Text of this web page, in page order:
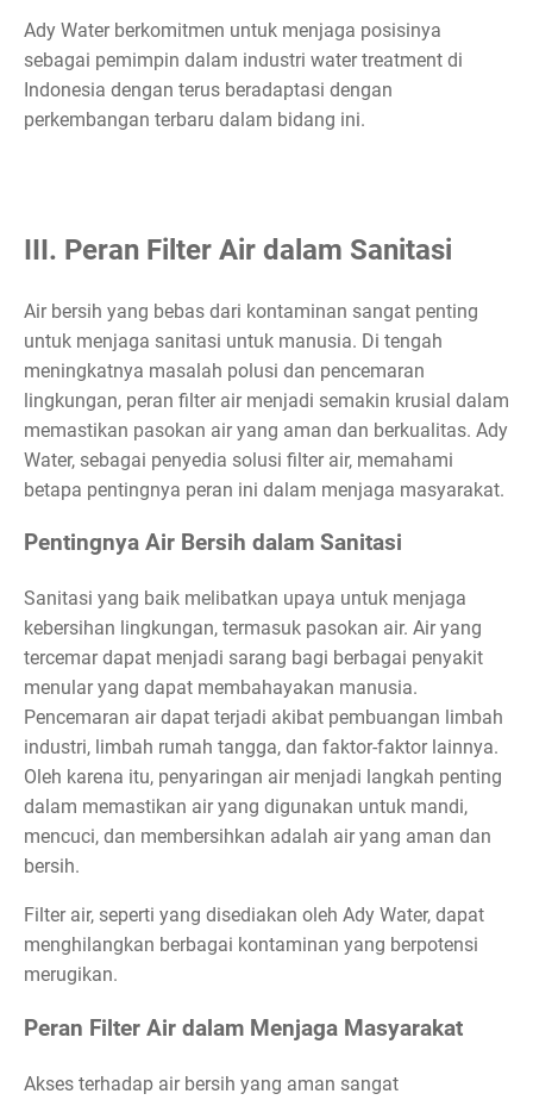
Ady Water berkomitmen untuk menjaga posisinya
sebagai pemimpin dalam industri water treatment di
Indonesia dengan terus beradaptasi dengan
perkembangan terbaru dalam bidang ini.
III. Peran Filter Air dalam Sanitasi
Air bersih yang bebas dari kontaminan sangat penting
untuk menjaga sanitasi untuk manusia. Di tengah
meningkatnya masalah polusi dan pencemaran
lingkungan, peran filter air menjadi semakin krusial dalam
memastikan pasokan air yang aman dan berkualitas. Ady
Water, sebagai penyedia solusi filter air, memahami
betapa pentingnya peran ini dalam menjaga masyarakat.
Pentingnya Air Bersih dalam Sanitasi
Sanitasi yang baik melibatkan upaya untuk menjaga
kebersihan lingkungan, termasuk pasokan air. Air yang
tercemar dapat menjadi sarang bagi berbagai penyakit
menular yang dapat membahayakan manusia.
Pencemaran air dapat terjadi akibat pembuangan limbah
industri, limbah rumah tangga, dan faktor-faktor lainnya.
Oleh karena itu, penyaringan air menjadi langkah penting
dalam memastikan air yang digunakan untuk mandi,
mencuci, dan membersihkan adalah air yang aman dan
bersih.
Filter air, seperti yang disediakan oleh Ady Water, dapat
menghilangkan berbagai kontaminan yang berpotensi
merugikan.
Peran Filter Air dalam Menjaga Masyarakat
Akses terhadap air bersih yang aman sangat